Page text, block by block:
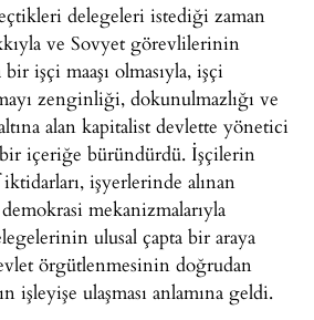
delegeleri istediği zaman
ve Sovyet görevlilerinin
bir işçi maaşı olmasıyla, işçi
zenginliği, dokunulmazlığı ve
alan kapitalist devlette yönetici
içeriğe büründürdü. İşçilerin
işyerlerinde alınan
mekanizmalarıyla
ulusal çapta bir araya
örgütlenmesinin doğrudan
işleyişe ulaşması anlamına geldi.